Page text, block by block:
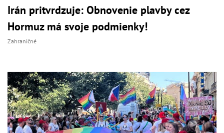
Irán pritvrdzuje: Obnovenie plavby cez
Hormuz má svoje podmienky!
Zahraničné